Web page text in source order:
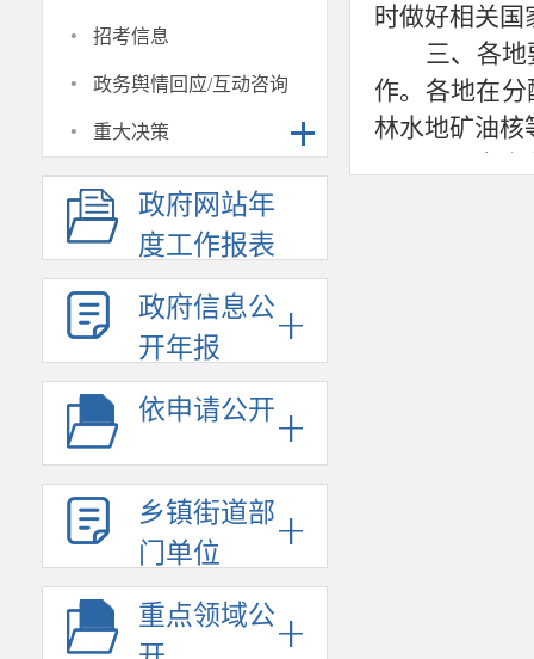
· 招考信息
· 政务舆情回应/互动咨询
· 重大决策
政府网站年
度工作报表
政府信息公
开年报
依申请公开
乡镇街道部
门单位
重点领域公
时做好相关
三、各
作。各地在
林水地矿油核